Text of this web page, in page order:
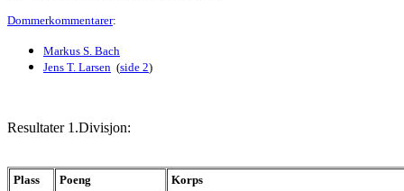
Dommerkommentarer:
Markus S. Bach
Jens T. Larsen (side 2)
Resultater 1.Divisjon:
Plass Poeng Korps